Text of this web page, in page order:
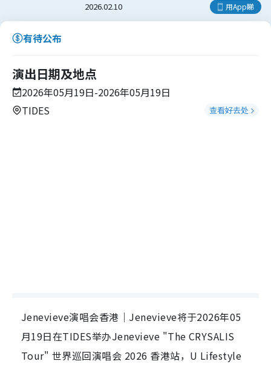
2026.02.10 用App睇
有待公布
演出日期及地点
2026年05月19日-2026年05月19日
TIDES
查看好去处
Jenevieve演唱会香港｜Jenevieve将于2026年05
月19日在TIDES举办Jenevieve "The CRYSALIS
Tour" 世界巡回演唱会 2026 香港站，U Lifestyle